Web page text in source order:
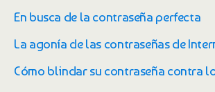
En busca de la contraseña perfecta
La agonía de las contraseñas de
Cómo blindar su contraseña contra